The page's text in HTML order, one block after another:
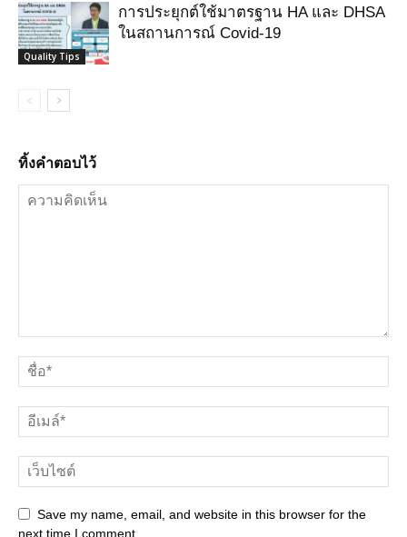
Quality Tips
การประยุกต์ใช้มาตรฐาน HA และ DHSA
ในสถานการณ์ Covid-19
ทิ้งคำตอบไว้
Save my name, email, and website in this browser for the
next time I comment.